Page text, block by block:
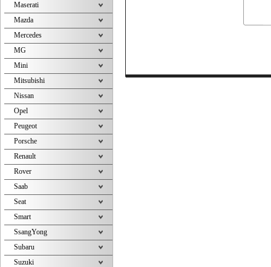
Maserati
Mazda
Mercedes
MG
Mini
Mitsubishi
Nissan
Opel
Peugeot
Porsche
Renault
Rover
Saab
Seat
Smart
SsangYong
Subaru
Suzuki